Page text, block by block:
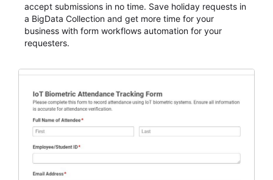
accept submissions in no time. Save holiday requests in
a BigData Collection and get more time for your
business with form workflows automation for your
requesters.